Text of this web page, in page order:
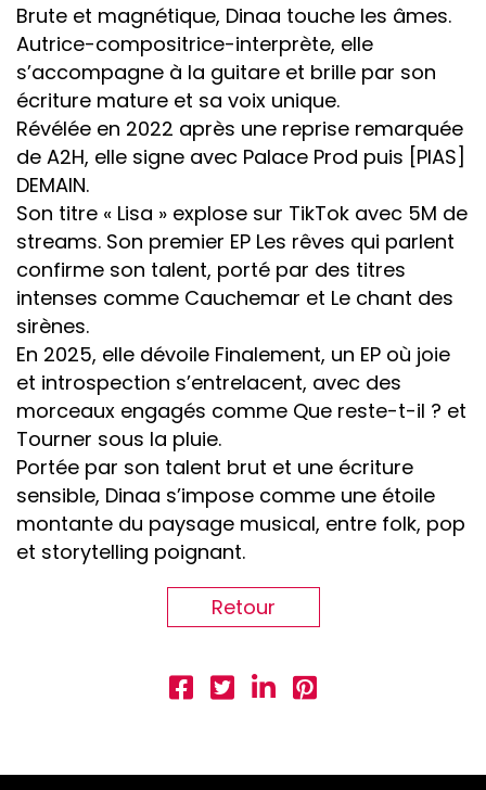
Brute et magnétique, Dinaa touche les âmes.
Autrice-compositrice-interprète, elle
s’accompagne à la guitare et brille par son
écriture mature et sa voix unique.
Révélée en 2022 après une reprise remarquée
de A2H, elle signe avec Palace Prod puis [PIAS]
DEMAIN.
Son titre « Lisa » explose sur TikTok avec 5M de
streams. Son premier EP Les rêves qui parlent
confirme son talent, porté par des titres
intenses comme Cauchemar et Le chant des
sirènes.
En 2025, elle dévoile Finalement, un EP où joie
et introspection s’entrelacent, avec des
morceaux engagés comme Que reste-t-il ? et
Tourner sous la pluie.
Portée par son talent brut et une écriture
sensible, Dinaa s’impose comme une étoile
montante du paysage musical, entre folk, pop
et storytelling poignant.
Retour